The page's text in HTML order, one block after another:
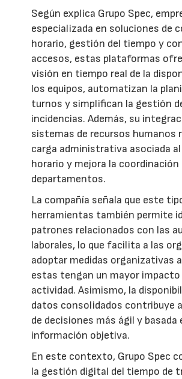
Según explica Grupo Spec,
especializada en soluciones de
horario, gestión del tiempo y
accesos, estas plataformas
visión en tiempo real de la
los equipos, automatizan la
turnos y simplifican la gestión
incidencias. Además, su
sistemas de recursos humanos
carga administrativa asociada
horario y mejora la
departamentos.
La compañía señala que este
herramientas también permite
patrones relacionados con las
laborales, lo que facilita a las
adoptar medidas organizativas
estas tengan un mayor impacto
actividad. Asimismo, la
datos consolidados contribuye
de decisiones más ágil y basada
información objetiva.
En este contexto, Grupo Spec
la gestión digital del tiempo de